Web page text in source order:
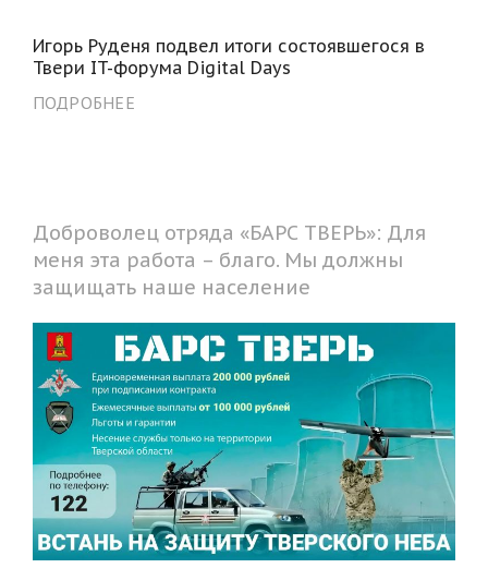
Игорь Руденя подвел итоги состоявшегося в
Твери IT-форума Digital Days
ПОДРОБНЕЕ
Доброволец отряда «БАРС ТВЕРЬ»: Для
меня эта работа – благо. Мы должны
защищать наше население